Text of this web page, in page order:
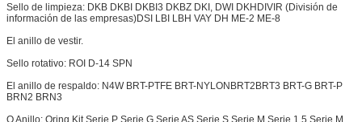
Sello de limpieza: DKB DKBI DKBI3 DKBZ DKI, DWI DKHDIVIR (División de
información de las empresas)DSI LBI LBH VAY DH ME-2 ME-8
El anillo de vestir.
Sello rotativo: ROI D-14 SPN
El anillo de respaldo: N4W BRT-PTFE BRT-NYLONBRT2BRT3 BRT-G BRT-P
BRN2 BRN3
O Anillo: Oring Kit Serie P Serie G Serie AS Serie S Serie M Serie 1.5 Serie M